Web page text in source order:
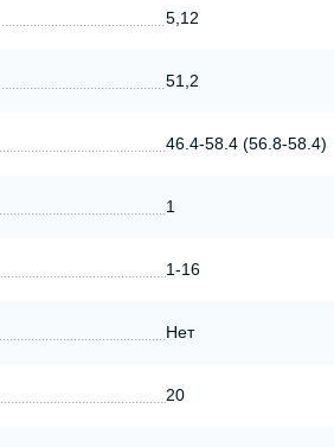
5,12
51,2
46.4-58.4 (56.8-58.4)
1
1-16
Нет
20